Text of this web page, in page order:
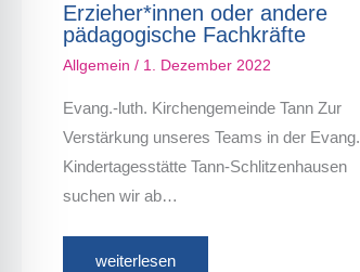
Erzieher*innen oder andere
pädagogische Fachkräfte
Allgemein / 1. Dezember 2022
Evang.-luth. Kirchengemeinde Tann Zur
Verstärkung unseres Teams in der Evang.
Kindertagesstätte Tann-Schlitzenhausen
suchen wir ab…
weiterlesen